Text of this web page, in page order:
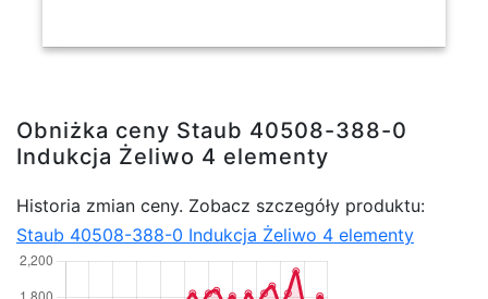
Obniżka ceny Staub 40508-388-0
Indukcja Żeliwo 4 elementy
Historia zmian ceny. Zobacz szczegóły produktu:
Staub 40508-388-0 Indukcja Żeliwo 4 elementy